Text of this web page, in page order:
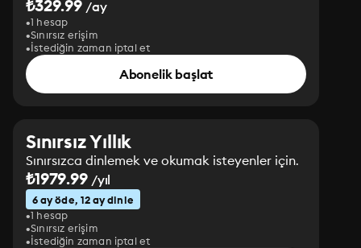
₺329.99 /ay
1 hesap
Sınırsız erişim
İstediğin zaman iptal et
Abonelik başlat
Sınırsız Yıllık
Sınırsızca dinlemek ve okumak isteyenler için.
₺1979.99/yıl
6 ay öde, 12 ay dinle
1 hesap
Sınırsız erişim
İstediğin zaman iptal et